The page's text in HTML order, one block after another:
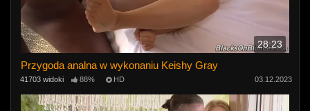
28:23
Przygoda analna w wykonaniu Keishy Gray
41703 widoki 88% HD 03.12.2023